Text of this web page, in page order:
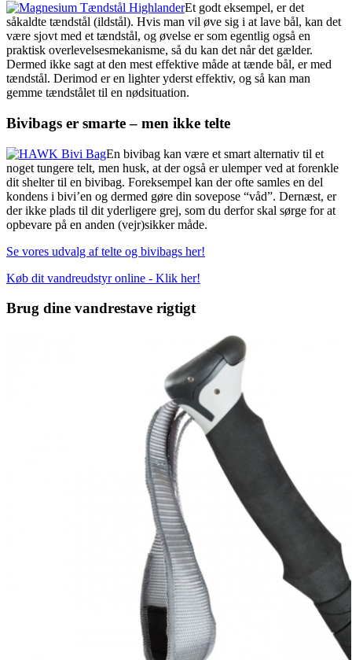
Et godt eksempel, er det
såkaldte tændstål (ildstål). Hvis man vil øve sig i at lave bål, kan det
være sjovt med et tændstål, og øvelse er som egentlig også en
praktisk overlevelsesmekanisme, så du kan det når det gælder.
Dermed ikke sagt at den mest effektive måde at tænde bål, er med
tændstål. Derimod er en lighter yderst effektiv, og så kan man
gemme tændstålet til en nødsituation.
Bivibags er smarte – men ikke telte
En bivibag kan være et smart alternativ til et
noget tungere telt, men husk, at der også er ulemper ved at forenkle
dit shelter til en bivibag. Foreksempel kan der ofte samles en del
kondens i bivi’en og dermed gøre din sovepose “våd”. Dernæst, er
der ikke plads til dit yderligere grej, som du derfor skal sørge for at
opbevare på en anden (vejr)sikker måde.
Se vores udvalg af telte og bivibags her!
Køb dit vandreudstyr online - Klik her!
Brug dine vandrestave rigtigt